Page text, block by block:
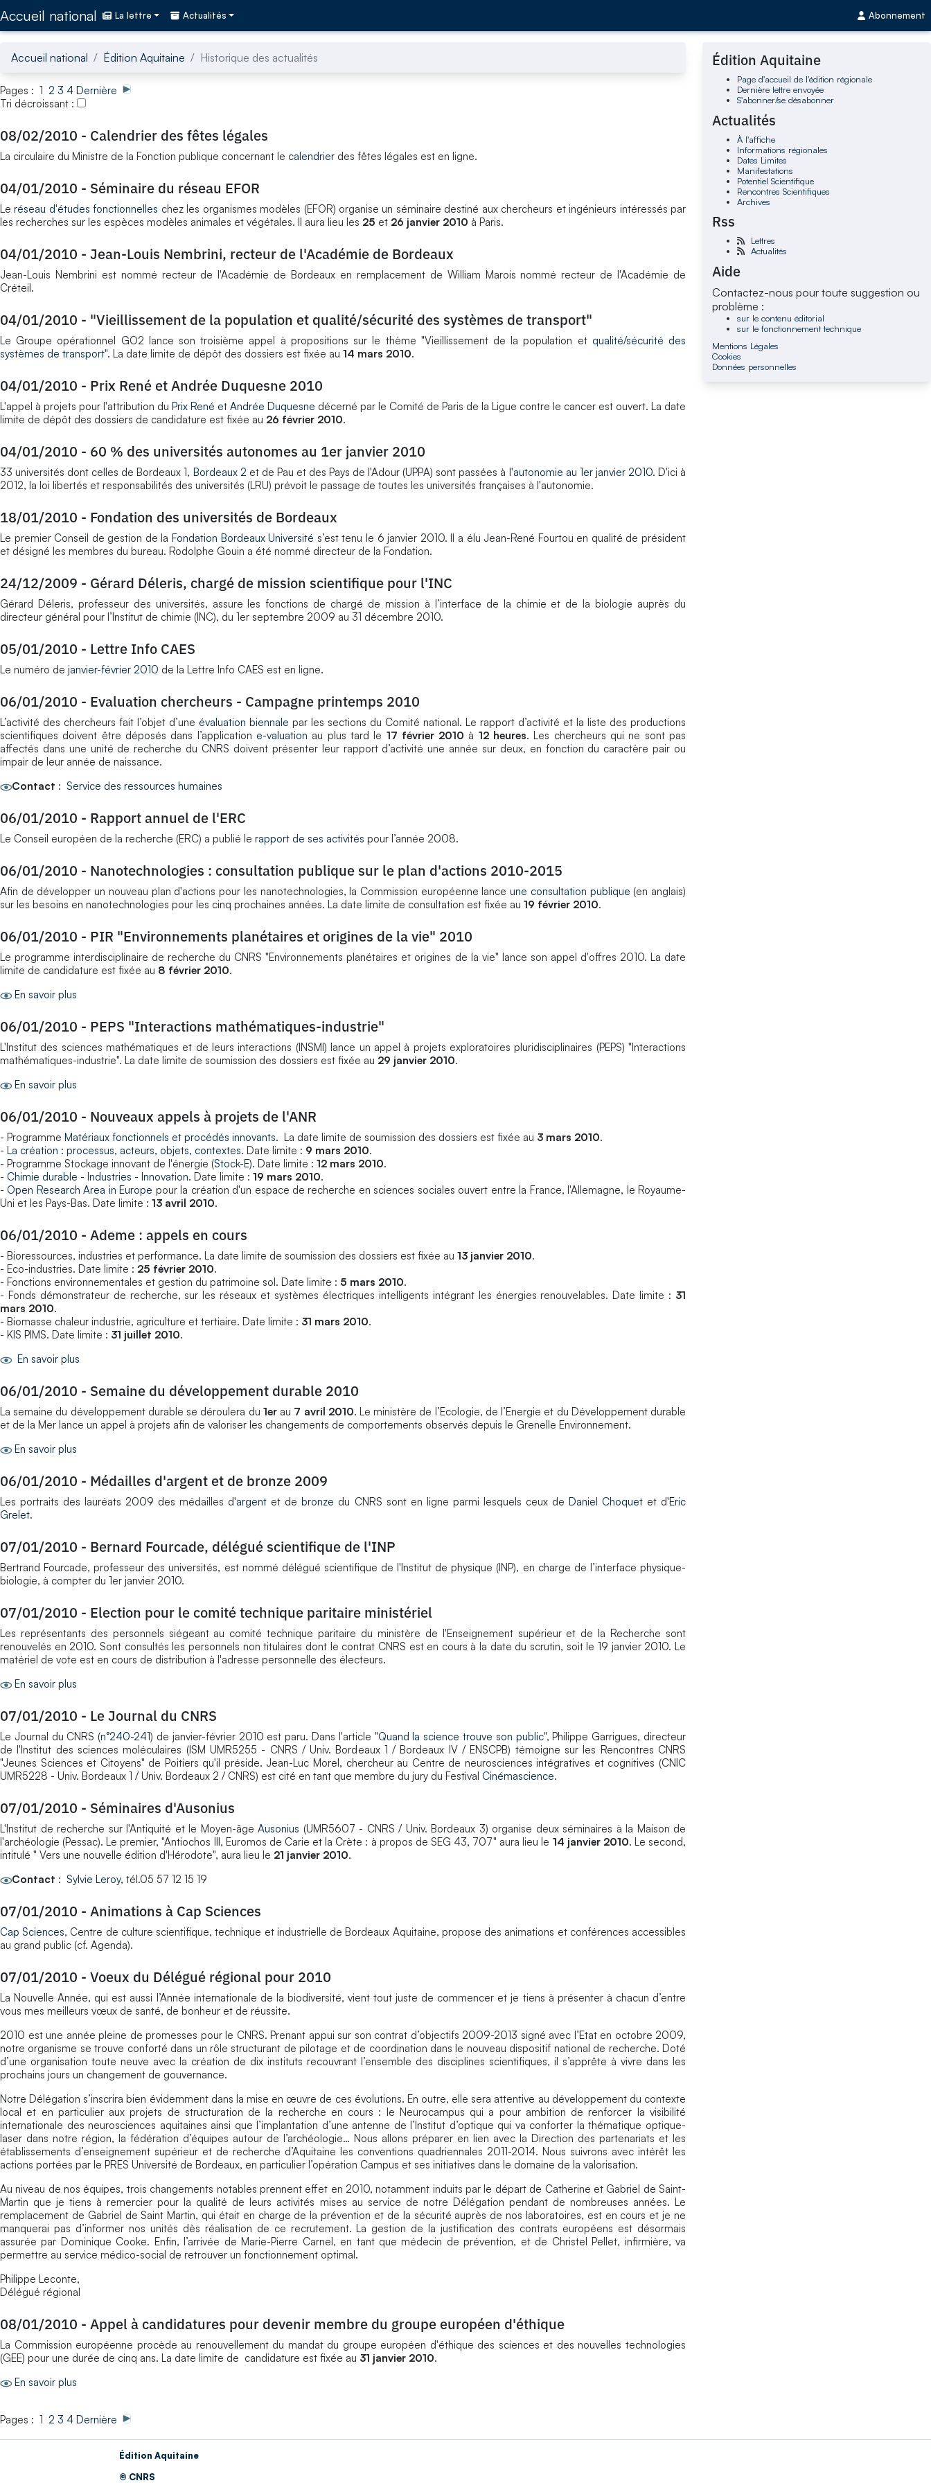
Accueil national La lettre Actualités Abonnement
Accueil national Édition Aquitaine Historique des actualités
Pages : 1 2 3 4 Dernière
Tri décroissant :
08/02/2010 - Calendrier des fêtes légales
La circulaire du Ministre de la Fonction publique concernant le calendrier des fêtes légales est en ligne.
04/01/2010 - Séminaire du réseau EFOR
Leréseau d'études fonctionnelles chez les organismes modèles (EFOR) organise un séminaire destiné aux chercheurs et ingénieurs intéressés par
les recherches sur les espèces modèles animales et végétales. Il aura lieu les 25 et 26 janvier 2010 à Paris.
04/01/2010 - Jean-Louis Nembrini, recteur de l'Académie de Bordeaux
Jean-Louis Nembrini est nommé recteur de l'Académie de Bordeaux en remplacement de William Marois nommé recteur de l'Académie de
Créteil.
04/01/2010 - "Vieillissement de la population et qualité/sécurité des systèmes de transport"
Le Groupe opérationnel GO2 lance son troisième appel à propositions sur le thème "Vieillissement de la population et qualité/sécurité des
systèmes de transport". La date limite de dépôt des dossiers est fixée au 14 mars 2010.
04/01/2010 - Prix René et Andrée Duquesne 2010
L'appel à projets pour l'attribution du Prix René et Andrée Duquesne décerné par le Comité de Paris de la Ligue contre le cancer est ouvert. La date
limite de dépôt des dossiers de candidature est fixée au 26 février 2010.
04/01/2010 - 60 % des universités autonomes au 1er janvier 2010
33 universités dont celles de Bordeaux 1, Bordeaux 2 et de Pau et des Pays de l'Adour (UPPA) sont passées à l'autonomie au 1er janvier 2010. D'ici à
2012, la loi libertés et responsabilités des universités (LRU) prévoit le passage de toutes les universités françaises à l'autonomie.
18/01/2010 - Fondation des universités de Bordeaux
Le premier Conseil de gestion de laFondation Bordeaux Université s’est tenu le 6 janvier 2010. Il a élu Jean-René Fourtou en qualité de président
et désigné les membres du bureau. Rodolphe Gouin a été nommé directeur de la Fondation.
24/12/2009 - Gérard Déleris, chargé de mission scientifique pour l'INC
Gérard Déleris, professeur des universités, assure les fonctions de chargé de mission à l’interface de la chimie et de la biologie auprès du
directeur général pour l’Institut de chimie (INC), du 1er septembre 2009 au 31 décembre 2010.
05/01/2010 - Lettre Info CAES
Le numéro de janvier-février 2010 de la Lettre Info CAES est en ligne.
06/01/2010 - Evaluation chercheurs - Campagne printemps 2010
L’activité des chercheurs fait l’objet d’une évaluation biennale par les sections du Comité national. Le rapport d’activité et la liste des productions
scientifiques doivent être déposés dans l’application e-valuation au plus tard le 17 février 2010 à 12 heures. Les chercheurs qui ne sont pas
affectés dans une unité de recherche du CNRS doivent présenter leur rapport d’activité une année sur deux, en fonction du caractère pair ou
impair de leur année de naissance.
Contact : Service des ressources humaines
06/01/2010 - Rapport annuel de l'ERC
Le Conseil européen de la recherche (ERC) a publié le rapport de ses activités pour l’année 2008.
06/01/2010 - Nanotechnologies : consultation publique sur le plan d'actions 2010-2015
Afin de développer un nouveau plan d'actions pour les nanotechnologies, la Commission européenne lanceune consultation publique (en anglais)
sur les besoins en nanotechnologies pour les cinq prochaines années. La date limite de consultation est fixée au 19 février 2010.
06/01/2010 - PIR "Environnements planétaires et origines de la vie" 2010
Le programme interdisciplinaire de recherche du CNRS "Environnements planétaires et origines de la vie" lance son appel d'offres 2010. La date
limite de candidature est fixée au 8 février 2010.
En savoir plus
06/01/2010 - PEPS "Interactions mathématiques-industrie"
L'Institut des sciences mathématiques et de leurs interactions (INSMI) lance un appel à projets exploratoires pluridisciplinaires (PEPS) "Interactions
mathématiques-industrie". La date limite de soumission des dossiers est fixée au 29 janvier 2010.
En savoir plus
06/01/2010 - Nouveaux appels à projets de l'ANR
- Programme Matériaux fonctionnels et procédés innovants. La date limite de soumission des dossiers est fixée au 3 mars 2010.
- La création : processus, acteurs, objets, contextes. Date limite : 9 mars 2010.
- Programme Stockage innovant de l'énergie (Stock-E). Date limite : 12 mars 2010.
- Chimie durable - Industries - Innovation. Date limite : 19 mars 2010.
- Open Research Area in Europe pour la création d'un espace de recherche en sciences sociales ouvert entre la France, l'Allemagne, le Royaume-
Uni et les Pays-Bas. Date limite : 13 avril 2010.
06/01/2010 - Ademe : appels en cours
- Bioressources, industries et performance. La date limite de soumission des dossiers est fixée au 13 janvier 2010.
- Eco-industries. Date limite : 25 février 2010.
- Fonctions environnementales et gestion du patrimoine sol. Date limite : 5 mars 2010.
- Fonds démonstrateur de recherche, sur les réseaux et systèmes électriques intelligents intégrant les énergies renouvelables. Date limite : 31
mars 2010.
- Biomasse chaleur industrie, agriculture et tertiaire. Date limite : 31 mars 2010.
- KIS PIMS. Date limite : 31 juillet 2010.
En savoir plus
06/01/2010 - Semaine du développement durable 2010
La semaine du développement durable se déroulera du 1erau 7 avril 2010. Le ministère de l’Ecologie, de l’Energie et du Développement durable
et de la Mer lance un appel à projets afin de valoriser les changements de comportements observés depuis le Grenelle Environnement.
En savoir plus
06/01/2010 - Médailles d'argent et de bronze 2009
Les portraits des lauréats 2009 des médailles d'argent et debronze du CNRS sont en ligne parmi lesquels ceux de Daniel Choquetet d'Eric
Grelet.
07/01/2010 - Bernard Fourcade, délégué scientifique de l'INP
Bertrand Fourcade, professeur des universités, est nommé délégué scientifique de l'Institut de physique (INP), en charge de l’interface physique-
biologie, à compter du 1er janvier 2010.
07/01/2010 - Election pour le comité technique paritaire ministériel
Les représentants des personnels siégeant au comité technique paritaire du ministère de l'Enseignement supérieur et de la Recherche sont
renouvelés en 2010. Sont consultés les personnels non titulaires dont le contrat CNRS est en cours à la date du scrutin, soit le 19 janvier 2010. Le
matériel de vote est en cours de distribution à l'adresse personnelle des électeurs.
En savoir plus
07/01/2010 - Le Journal du CNRS
Le Journal du CNRS (n°240-241) de janvier-février 2010 est paru. Dans l'article "Quand la science trouve son public", Philippe Garrigues, directeur
de l'Institut des sciences moléculaires (ISM UMR5255 - CNRS / Univ. Bordeaux 1 / Bordeaux IV / ENSCPB) témoigne sur les Rencontres CNRS
"Jeunes Sciences et Citoyens" de Poitiers qu'il préside. Jean-Luc Morel, chercheur au Centre de neurosciences intégratives et cognitives (CNIC
UMR5228 - Univ. Bordeaux 1 / Univ. Bordeaux 2 / CNRS) est cité en tant que membre du jury du Festival Cinémascience.
07/01/2010 - Séminaires d'Ausonius
L'Institut de recherche sur l'Antiquité et le Moyen-âge Ausonius (UMR5607 - CNRS / Univ. Bordeaux 3) organise deux séminaires à la Maison de
l'archéologie (Pessac). Le premier, "Antiochos III, Euromos de Carie et la Crète : à propos de SEG 43, 707" aura lieu le 14 janvier 2010. Le second,
intitulé " Vers une nouvelle édition d'Hérodote", aura lieu le 21 janvier 2010.
Contact : Sylvie Leroy, tél.05 57 12 15 19
07/01/2010 - Animations à Cap Sciences
Cap Sciences, Centre de culture scientifique, technique et industrielle de Bordeaux Aquitaine, propose des animations et conférences accessibles
au grand public (cf. Agenda).
07/01/2010 - Voeux du Délégué régional pour 2010
La Nouvelle Année, qui est aussi l’Année internationale de la biodiversité, vient tout juste de commencer et je tiens à présenter à chacun d’entre
vous mes meilleurs vœux de santé, de bonheur et de réussite.
2010 est une année pleine de promesses pour le CNRS. Prenant appui sur son contrat d’objectifs 2009-2013 signé avec l’Etat en octobre 2009,
notre organisme se trouve conforté dans un rôle structurant de pilotage et de coordination dans le nouveau dispositif national de recherche. Doté
d’une organisation toute neuve avec la création de dix instituts recouvrant l’ensemble des disciplines scientifiques, il s’apprête à vivre dans les
prochains jours un changement de gouvernance.
Notre Délégation s’inscrira bien évidemment dans la mise en œuvre de ces évolutions. En outre, elle sera attentive au développement du contexte
local et en particulier aux projets de structuration de la recherche en cours : le Neurocampus qui a pour ambition de renforcer la visibilité
internationale des neurosciences aquitaines ainsi que l’implantation d’une antenne de l’Institut d’optique qui va conforter la thématique optique-
laser dans notre région, la fédération d’équipes autour de l’archéologie… Nous allons préparer en lien avec la Direction des partenariats et les
établissements d’enseignement supérieur et de recherche d’Aquitaine les conventions quadriennales 2011-2014. Nous suivrons avec intérêt les
actions portées par le PRES Université de Bordeaux, en particulier l’opération Campus et ses initiatives dans le domaine de la valorisation.
Au niveau de nos équipes, trois changements notables prennent effet en 2010, notamment induits par le départ de Catherine et Gabriel de Saint-
Martin que je tiens à remercier pour la qualité de leurs activités mises au service de notre Délégation pendant de nombreuses années. Le
remplacement de Gabriel de Saint Martin, qui était en charge de la prévention et de la sécurité auprès de nos laboratoires, est en cours et je ne
manquerai pas d’informer nos unités dès réalisation de ce recrutement. La gestion de la justification des contrats européens est désormais
assurée par Dominique Cooke. Enfin, l’arrivée de Marie-Pierre Carnel, en tant que médecin de prévention, et de Christel Pellet, infirmière, va
permettre au service médico-social de retrouver un fonctionnement optimal.
Philippe Leconte,
Délégué régional
08/01/2010 - Appel à candidatures pour devenir membre du groupe européen d'éthique
La Commission européenne procède au renouvellement du mandat du groupe européen d'éthique des sciences et des nouvelles technologies
(GEE) pour une durée de cinq ans. La date limite de candidature est fixée au 31 janvier 2010.
En savoir plus
Pages : 1 2 3 4 Dernière
Édition Aquitaine
Page d'accueil de l'édition régionale
Dernière lettre envoyée
S'abonner/se désabonner
Actualités
À l'affiche
Informations régionales
Dates Limites
Manifestations
Potentiel Scientifique
Rencontres Scientifiques
Archives
Rss
Lettres
Actualités
Aide
Contactez-nous pour toute suggestion ou
problème :
sur le contenu éditorial
sur le fonctionnement technique
Mentions Légales
Cookies
Données personnelles
Édition Aquitaine
© CNRS